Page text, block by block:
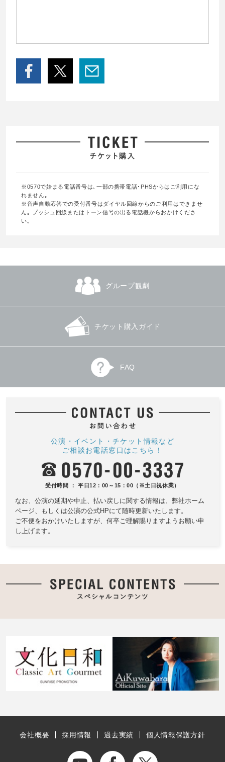
※0570で始まる電話番号は､一部の携帯電話･PHSからはご利用にな
れません｡
※音声自動応答での受付番号はダイヤル回線からのご利用はできませ
ん｡ プッシュ回線またはトーン信号の出る電話機からおかけくださ
い｡
グループ観劇
チケット購入ガイド
FAQ
公演・イベント・チケット情報など
ご相談お電話窓口はこちら！
受付時間 ： 平日12：00～15：00（※土日祝休業）
なお、公演の延期や中止、払い戻しに関する情報は、 弊社ホーム
ページ、もしくは公演の公式HPにて随時更新いたします。
ご不便をおかけいたしますが、何卒ご理解賜りますようお願い申
し上げます。
会社概要 採用情報 過去実績 個人情報保護方針